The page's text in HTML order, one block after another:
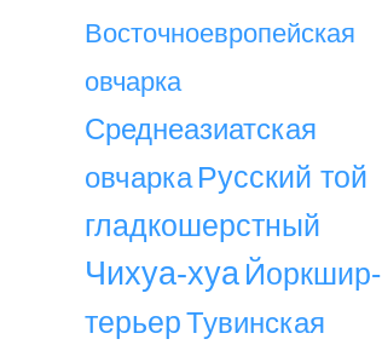
Восточноевропейская
овчарка
Среднеазиатская
овчарка Русский той
гладкошерстный
Чихуа-хуа Йоркшир-
терьерТувинская